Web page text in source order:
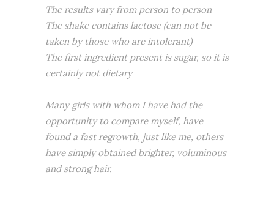
The results vary from person to person
The shake contains lactose (can not be
taken by those who are intolerant)
The first ingredient present is sugar, so it is
certainly not dietary
Many girls with whom I have had the
opportunity to compare myself, have
found a fast regrowth, just like me, others
have simply obtained brighter, voluminous
and strong hair.